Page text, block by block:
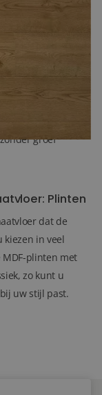
maken
samen met de
in de ruimte.
naad,
effect van een
v-groef vormt
Dit oogt
groef
Plinten
dat de
kiezen in veel
plinten met
zo kunt u
uw stijl past.